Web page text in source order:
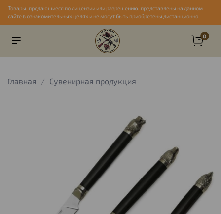
Товары, продающиеся по лицензии или разрешению, представлены на данном
сайте в ознакомительных целях и не могут быть приобретены дистанционно
0
Главная Сувенирная продукция